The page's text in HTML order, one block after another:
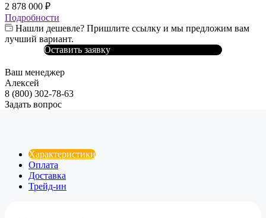
2 878 000 ₽
Подробности
Нашли дешевле? Пришлите ссылку и мы предложим вам
лучший вариант.
Оставить заявку
Ваш менеджер
Алексей
8 (800) 302-78-63
Задать вопрос
Характеристики
Оплата
Доставка
Трейд-ин